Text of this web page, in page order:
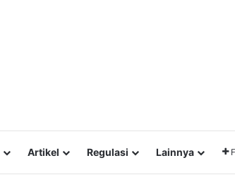
Artikel Regulasi Lainnya